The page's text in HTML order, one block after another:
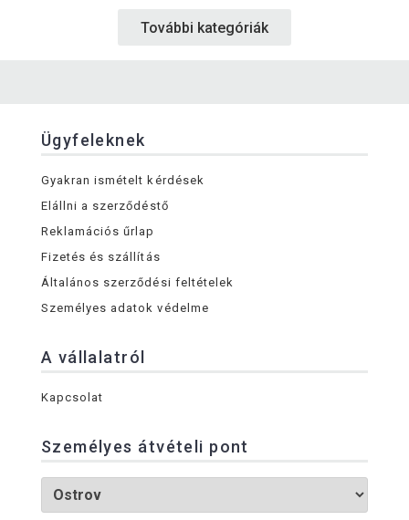
További kategóriák
Ügyfeleknek
Gyakran ismételt kérdések
Elállni a szerződéstő
Reklamációs űrlap
Fizetés és szállítás
Általános szerződési feltételek
Személyes adatok védelme
A vállalatról
Kapcsolat
Személyes átvételi pont